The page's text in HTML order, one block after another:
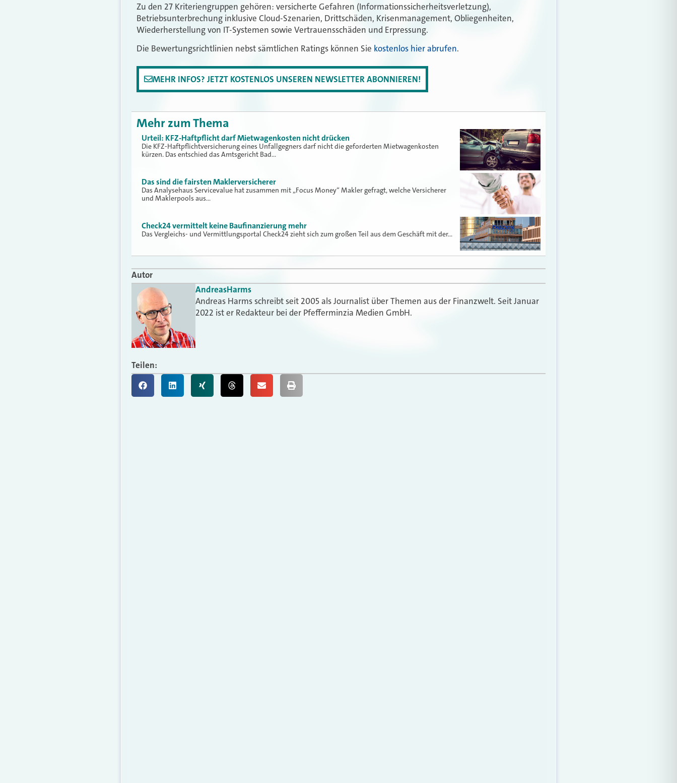
Zu den 27 Kriteriengruppen gehören: versicherte Gefahren (Informationssicherheitsverletzung),
Betriebsunterbrechung inklusive Cloud-Szenarien, Drittschäden, Krisenmanagement, Obliegenheiten,
Wiederherstellung von IT-Systemen sowie Vertrauensschäden und Erpressung.
Die Bewertungsrichtlinien nebst sämtlichen Ratings können Sie kostenlos hier abrufen.
MEHR INFOS? JETZT KOSTENLOS UNSEREN NEWSLETTER ABONNIEREN!
Mehr zum Thema
Urteil: KFZ-Haftpflicht darf Mietwagenkosten nicht drücken
Die KFZ-Haftpflichtversicherung eines Unfallgegners darf nicht die geforderten Mietwagenkosten
kürzen. Das entschied das Amtsgericht Bad…
Das sind die fairsten Maklerversicherer
Das Analysehaus Servicevalue hat zusammen mit „Focus Money“ Makler gefragt, welche Versicherer
und Maklerpools aus…
Check24 vermittelt keine Baufinanzierung mehr
Das Vergleichs- und Vermittlungsportal Check24 zieht sich zum großen Teil aus dem Geschäft mit der…
Autor
AndreasHarms
Andreas Harms schreibt seit 2005 als Journalist über Themen aus der Finanzwelt. Seit Januar
2022 ist er Redakteur bei der Pfefferminzia Medien GmbH.
Teilen: